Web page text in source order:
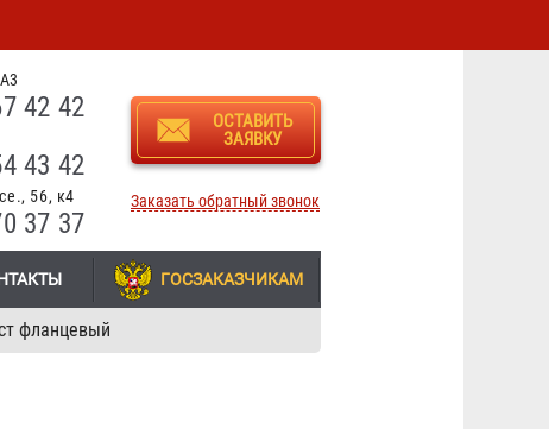
42 42
43 42
56, к4
37 37
ОСТАВИТЬ
ЗАЯВКУ
Заказать обратный звонок
ГОСЗАКАЗЧИКАМ
фланцевый